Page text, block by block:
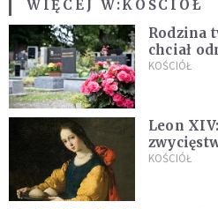
WIĘCEJ W:KOŚCIÓŁ
Rodzina
chciał
KOŚCIÓŁ
Leon
KOŚCIÓŁ